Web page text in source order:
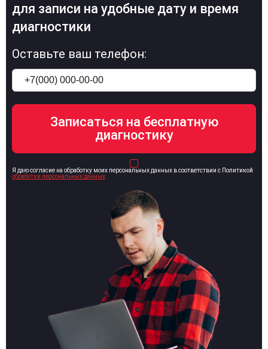
для записи на удобные дату и время
диагностики
Оставьте ваш телефон:
Я даю согласие на обработку моих персональных данных в соответствии с Политикой
обработки персональных данных